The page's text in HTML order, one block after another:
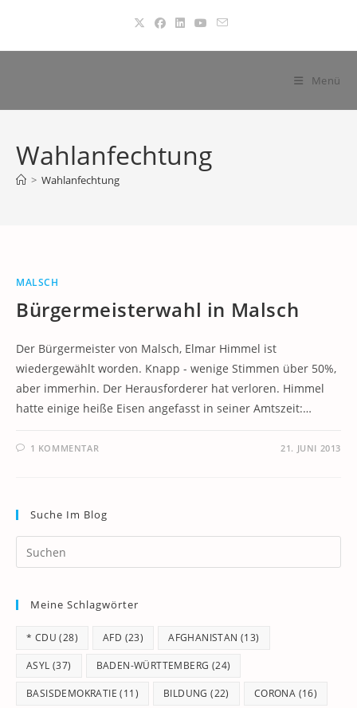
springen
Menü
Wahlanfechtung
> Wahlanfechtung
MALSCH
Bürgermeisterwahl in Malsch
Der Bürgermeister von Malsch, Elmar Himmel ist
wiedergewählt worden. Knapp - wenige Stimmen über 50%,
aber immerhin. Der Herausforderer hat verloren. Himmel
hatte einige heiße Eisen angefasst in seiner Amtszeit:…
1 KOMMENTAR 21. JUNI 2013
Suche Im Blog
Meine Schlagwörter
* CDU (28) AFD (23) AFGHANISTAN (13)
ASYL (37) BADEN-WÜRTTEMBERG (24)
BASISDEMOKRATIE (11) BILDUNG (22) CORONA (16)